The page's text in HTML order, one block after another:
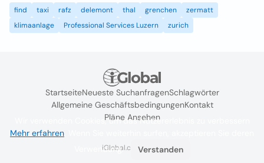
find taxi rafz delemont thal grenchen
zermatt
klimaanlage
Professional Services Luzern zurich
StartseiteNeueste SuchanfragenSchlagwörter
Allgemeine GeschäftsbedingungenKontakt
Pläne Ansehen
iGlobal.co @ 2024
Wir verwenden Cookies, um das Nutzererlebnis zu verbessern
Mehr erfahren
Verwendung.
Verstanden